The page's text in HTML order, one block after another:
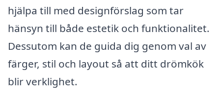
hjälpa till med designförslag som tar
hänsyn till både estetik och funktionalitet.
Dessutom kan de guida dig genom val av
färger, stil och layout så att ditt drömkök
blir verklighet.